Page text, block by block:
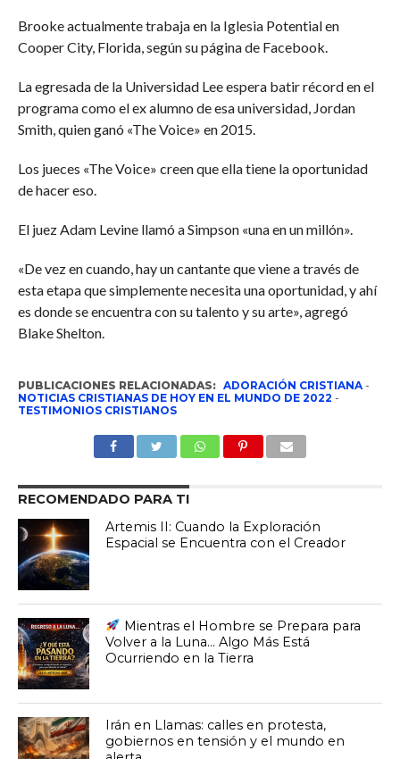
Brooke actualmente trabaja en la Iglesia Potential en
Cooper City, Florida, según su página de Facebook.
La egresada de la Universidad Lee espera batir récord en el
programa como el ex alumno de esa universidad, Jordan
Smith, quien ganó «The Voice» en 2015.
Los jueces «The Voice» creen que ella tiene la oportunidad
de hacer eso.
El juez Adam Levine llamó a Simpson «una en un millón».
«De vez en cuando, hay un cantante que viene a través de
esta etapa que simplemente necesita una oportunidad, y ahí
es donde se encuentra con su talento y su arte», agregó
Blake Shelton.
PUBLICACIONES RELACIONADAS: ADORACIÓN CRISTIANA-
NOTICIAS CRISTIANAS DE HOY EN EL MUNDO DE 2022 -
TESTIMONIOS CRISTIANOS
RECOMENDADO PARA TI
Artemis II: Cuando la Exploración
Espacial se Encuentra con el Creador
Mientras el Hombre se Prepara para
Volver a la Luna… Algo Más Está
Ocurriendo en la Tierra
Irán en Llamas: calles en protesta,
gobiernos en tensión y el mundo en